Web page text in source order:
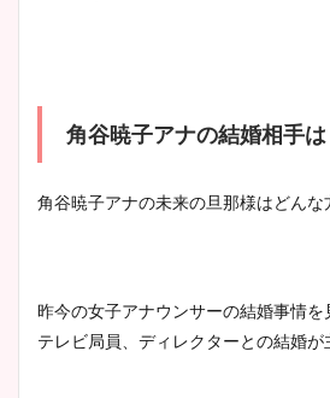
角谷暁子アナの結婚相手は
角谷暁子アナの未来の旦那様はどんな
昨今の女子アナウンサーの結婚事情
テレビ局員、ディレクターとの結婚が